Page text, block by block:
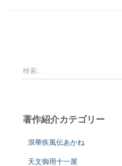
検
索
検索…
著作紹介カテゴリー
浪華疾風伝あかね
天文御用十一屋